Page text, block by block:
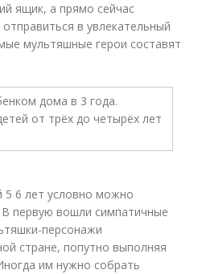
ящик, а прямо сейчас
в увлекательный
мультяшные герои составят
5 6 лет условно можно
В первую вошли симпатичные
персонажи
стране, попутно выполняя
им нужно собрать